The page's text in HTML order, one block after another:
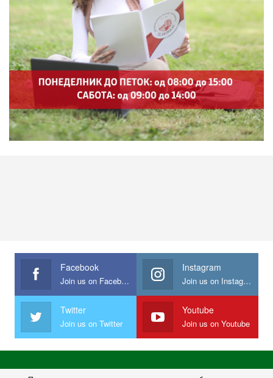
Facebook
Join us on Facebook
Instagram
Join us on Instagram
Twitter
Join us on Twitter
Youtube
Join us on Youtube